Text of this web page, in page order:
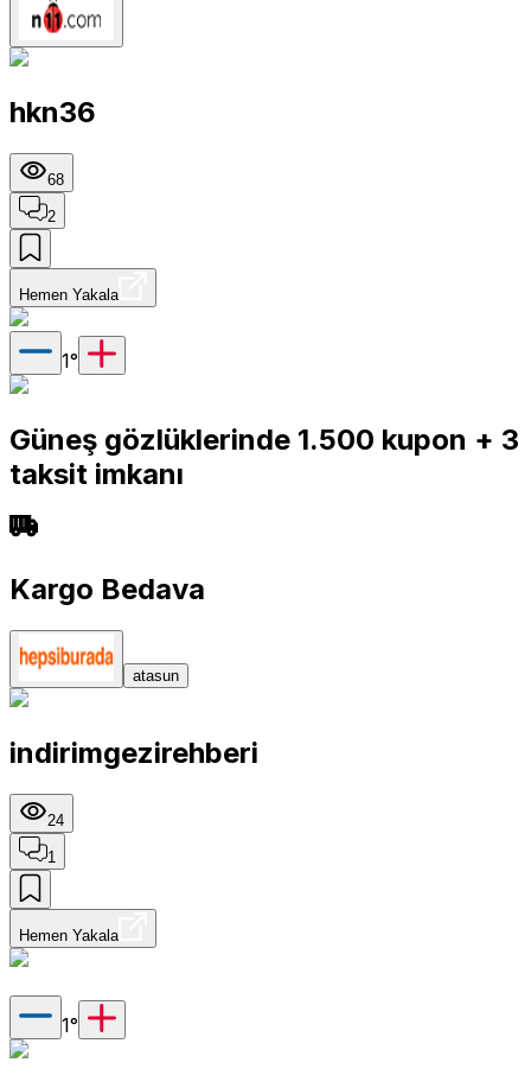
hkn36
68
2
Hemen Yakala
1°
Güneş gözlüklerinde 1.500 kupon + 3
taksit imkanı
Kargo Bedava
atasun
indirimgezirehberi
24
1
Hemen Yakala
1°